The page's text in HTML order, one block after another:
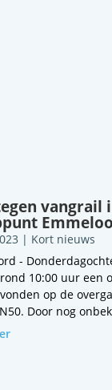
vangrail
| Kort nieuws
-
10:00 uur een
op de
Door nog